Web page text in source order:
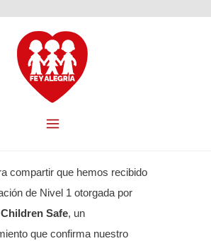
compartir que hemos recibido
de Nivel 1 otorgada por
Safe, un
que confirma nuestro